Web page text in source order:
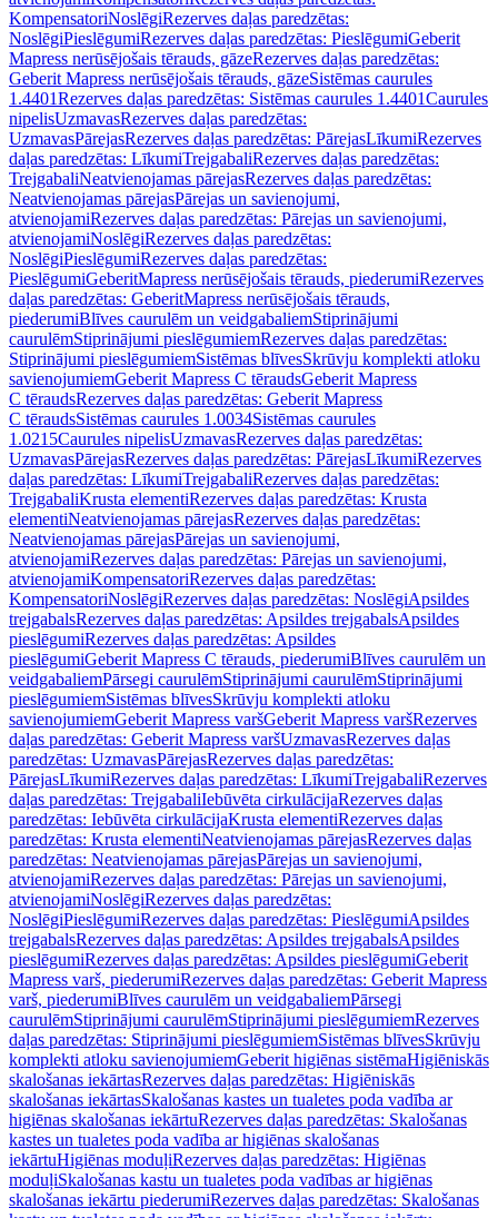
KompensatoriNoslēgiRezerves daļas paredzētas:
NoslēgiPieslēgumiRezerves daļas paredzētas: PieslēgumiGeberit
Mapress nerūsējošais tērauds, gāzeRezerves daļas paredzētas:
Geberit Mapress nerūsējošais tērauds, gāzeSistēmas caurules
1.4401Rezerves daļas paredzētas: Sistēmas caurules 1.4401Caurules
nipelisUzmavasRezerves daļas paredzētas:
UzmavasPārejasRezerves daļas paredzētas: PārejasLīkumiRezerves
daļas paredzētas: LīkumiTrejgabaliRezerves daļas paredzētas:
TrejgabaliNeatvienojamas pārejasRezerves daļas paredzētas:
Neatvienojamas pārejasPārejas un savienojumi,
atvienojamiRezerves daļas paredzētas: Pārejas un savienojumi,
atvienojamiNoslēgiRezerves daļas paredzētas:
NoslēgiPieslēgumiRezerves daļas paredzētas:
PieslēgumiGeberitMapress nerūsējošais tērauds, piederumiRezerves
daļas paredzētas: GeberitMapress nerūsējošais tērauds,
piederumiBlīves caurulēm un veidgabaliemStiprinājumi
caurulēmStiprinājumi pieslēgumiemRezerves daļas paredzētas:
Stiprinājumi pieslēgumiemSistēmas blīvesSkrūvju komplekti atloku
savienojumiemGeberit Mapress C tēraudsGeberit Mapress
C tēraudsRezerves daļas paredzētas: Geberit Mapress
C tēraudsSistēmas caurules 1.0034Sistēmas caurules
1.0215Caurules nipelisUzmavasRezerves daļas paredzētas:
UzmavasPārejasRezerves daļas paredzētas: PārejasLīkumiRezerves
daļas paredzētas: LīkumiTrejgabaliRezerves daļas paredzētas:
TrejgabaliKrusta elementiRezerves daļas paredzētas: Krusta
elementiNeatvienojamas pārejasRezerves daļas paredzētas:
Neatvienojamas pārejasPārejas un savienojumi,
atvienojamiRezerves daļas paredzētas: Pārejas un savienojumi,
atvienojamiKompensatoriRezerves daļas paredzētas:
KompensatoriNoslēgiRezerves daļas paredzētas: NoslēgiApsildes
trejgabalsRezerves daļas paredzētas: Apsildes trejgabalsApsildes
pieslēgumiRezerves daļas paredzētas: Apsildes
pieslēgumiGeberit Mapress C tērauds, piederumiBlīves caurulēm un
veidgabaliemPārsegi caurulēmStiprinājumi caurulēmStiprinājumi
pieslēgumiemSistēmas blīvesSkrūvju komplekti atloku
savienojumiemGeberit Mapress varšGeberit Mapress varšRezerves
daļas paredzētas: Geberit Mapress varšUzmavasRezerves daļas
paredzētas: UzmavasPārejasRezerves daļas paredzētas:
PārejasLīkumiRezerves daļas paredzētas: LīkumiTrejgabaliRezerves
daļas paredzētas: TrejgabaliIebūvēta cirkulācijaRezerves daļas
paredzētas: Iebūvēta cirkulācijaKrusta elementiRezerves daļas
paredzētas: Krusta elementiNeatvienojamas pārejasRezerves daļas
paredzētas: Neatvienojamas pārejasPārejas un savienojumi,
atvienojamiRezerves daļas paredzētas: Pārejas un savienojumi,
atvienojamiNoslēgiRezerves daļas paredzētas:
NoslēgiPieslēgumiRezerves daļas paredzētas: PieslēgumiApsildes
trejgabalsRezerves daļas paredzētas: Apsildes trejgabalsApsildes
pieslēgumiRezerves daļas paredzētas: Apsildes pieslēgumiGeberit
Mapress varš, piederumiRezerves daļas paredzētas: Geberit Mapress
varš, piederumiBlīves caurulēm un veidgabaliemPārsegi
caurulēmStiprinājumi caurulēmStiprinājumi pieslēgumiemRezerves
daļas paredzētas: Stiprinājumi pieslēgumiemSistēmas blīvesSkrūvju
komplekti atloku savienojumiemGeberit higiēnas sistēmaHigiēniskās
skalošanas iekārtasRezerves daļas paredzētas: Higiēniskās
skalošanas iekārtasSkalošanas kastes un tualetes poda vadība ar
higiēnas skalošanas iekārtuRezerves daļas paredzētas: Skalošanas
kastes un tualetes poda vadība ar higiēnas skalošanas
iekārtuHigiēnas moduļiRezerves daļas paredzētas: Higiēnas
moduļiSkalošanas kastu un tualetes poda vadības ar higiēnas
skalošanas iekārtu piederumiRezerves daļas paredzētas: Skalošanas